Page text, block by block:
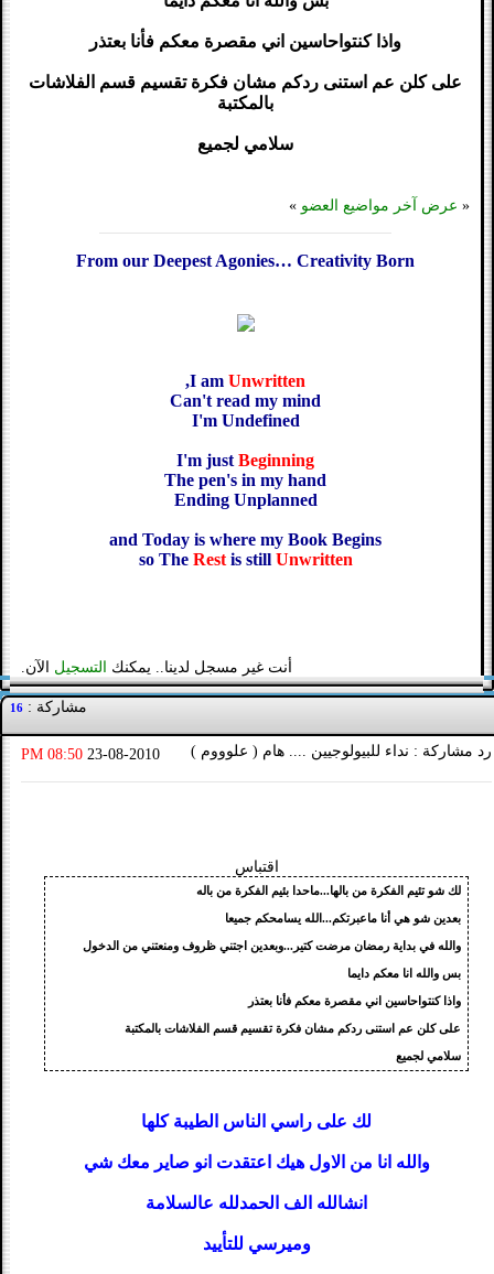
واذا كنتواحاسين اني مقصرة معكم فأنا بعتذر
على كلن عم استنى ردكم مشان فكرة تقسيم قسم الفلاشات
بالمكتبة
سلامي لجميع
« عرض آخر مواضيع العضو »
From our Deepest Agonies… Creativity Born
I am Unwritten
,
Can't read my mind
I'm Undefined
I'm just Beginning
The pen's in my hand
Ending Unplanned
and Today is where my Book Begins
so The Restis still Unwritten
أنت غير مسجل لدينا.. يمكنك التسجيل الآن.
مشاركة : 16
رد مشاركة : نداء للبيولوجيين .... هام ( علوووم ) 23-08-2010
08:50 PM
اقتباس
لك شو تئيم الفكرة من بالها...ماحدا بئيم الفكرة من باله
بعدين شو هي أنا ماعبرتكم...الله يسامحكم جميعا
والله في بداية رمضان مرضت كتير...وبعدين اجتني ظروف ومنعتني من الدخول
بس والله انا معكم دايما
واذا كنتواحاسين اني مقصرة معكم فأنا بعتذر
على كلن عم استنى ردكم مشان فكرة تقسيم قسم الفلاشات بالمكتبة
سلامي لجميع
لك على راسي الناس الطيبة كلها
والله انا من الاول هيك اعتقدت انو صاير معك شي
انشالله الف الحمدلله عالسلامة
وميرسي للتأييد